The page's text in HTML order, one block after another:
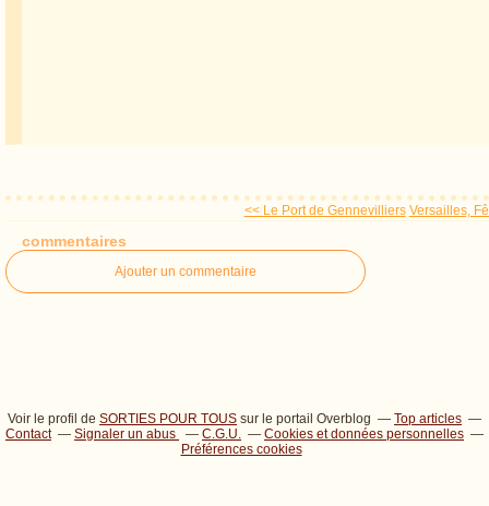
<< Le Port de Gennevilliers Versailles,
commentaires
Ajouter un commentaire
Voir le profil de SORTIES POUR TOUS sur le portail Overblog
Top articles
Contact
Signaler un abus C.G.U.
Cookies et données personnelles
Préférences cookies